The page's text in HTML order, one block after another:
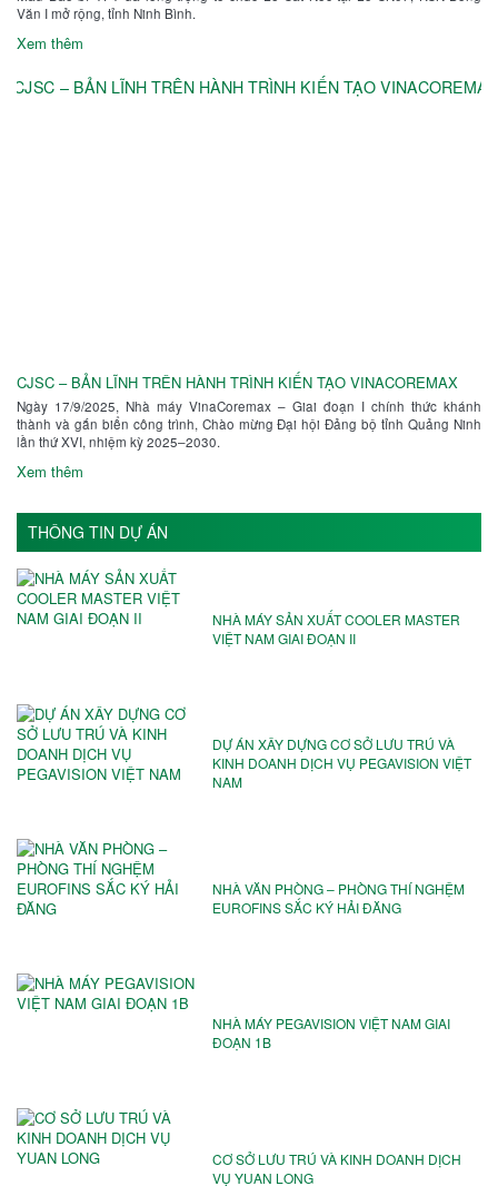
Văn I mở rộng, tỉnh Ninh Bình.
Xem thêm
CJSC – BẢN LĨNH TRÊN HÀNH TRÌNH KIẾN TẠO VINACOREMAX
Ngày 17/9/2025, Nhà máy VinaCoremax – Giai đoạn I chính thức khánh
thành và gắn biển công trình, Chào mừng Đại hội Đảng bộ tỉnh Quảng Ninh
lần thứ XVI, nhiệm kỳ 2025–2030.
Xem thêm
THÔNG TIN DỰ ÁN
NHÀ MÁY SẢN XUẤT COOLER MASTER
VIỆT NAM GIAI ĐOẠN II
DỰ ÁN XÂY DỰNG CƠ SỞ LƯU TRÚ VÀ
KINH DOANH DỊCH VỤ PEGAVISION VIỆT
NAM
NHÀ VĂN PHÒNG – PHÒNG THÍ NGHỆM
EUROFINS SẮC KÝ HẢI ĐĂNG
NHÀ MÁY PEGAVISION VIỆT NAM️ GIAI
ĐOẠN 1B
CƠ SỞ LƯU TRÚ VÀ KINH DOANH DỊCH
VỤ YUAN LONG